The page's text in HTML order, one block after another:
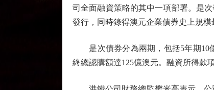
司全面融資策略的其中一項部署。是
發行，同時錄得澳元企業債券史上規模
是次債券分為兩期，包括5年期10億
終總認購額達125億澳元。融資所得款